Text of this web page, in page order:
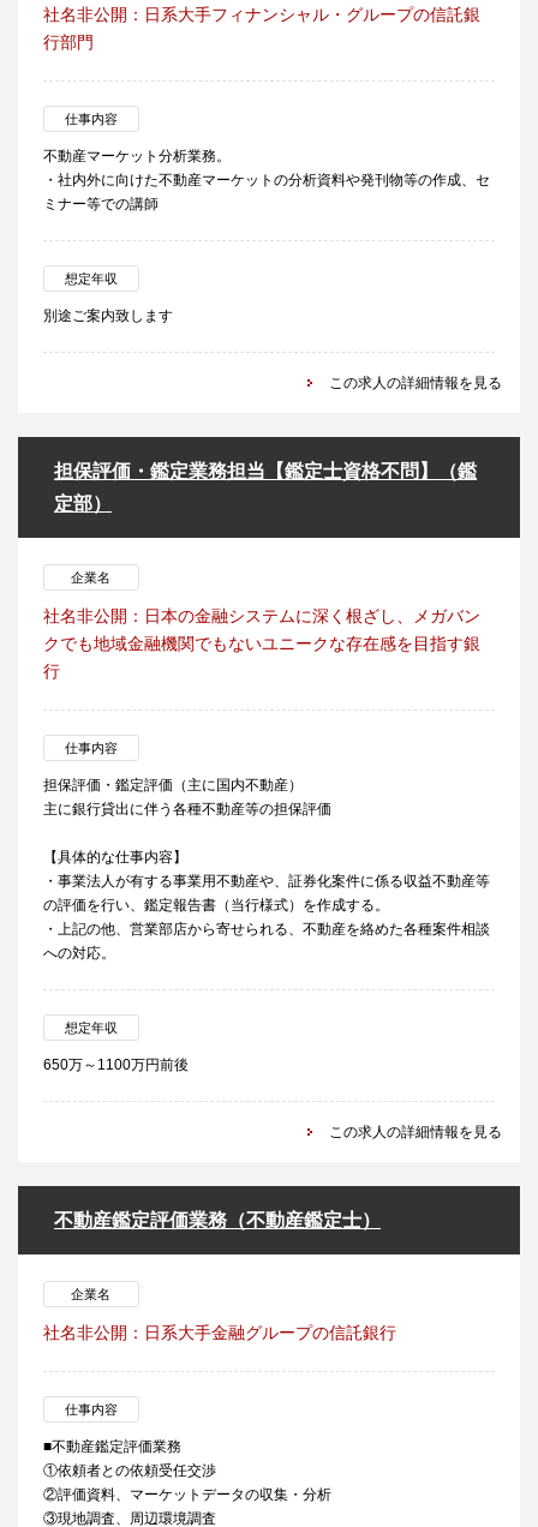
社名非公開：日系大手フィナンシャル・グループの信託銀
行部門
仕事内容
不動産マーケット分析業務。
・社内外に向けた不動産マーケットの分析資料や発刊物等の作成、セ
ミナー等での講師
想定年収
別途ご案内致します
この求人の詳細情報を見る
担保評価・鑑定業務担当【鑑定士資格不問】（鑑
定部）
企業名
社名非公開：日本の金融システムに深く根ざし、メガバン
クでも地域金融機関でもないユニークな存在感を目指す銀
行
仕事内容
担保評価・鑑定評価（主に国内不動産）
主に銀行貸出に伴う各種不動産等の担保評価
【具体的な仕事内容】
・事業法人が有する事業用不動産や、証券化案件に係る収益不動産等
の評価を行い、鑑定報告書（当行様式）を作成する。
・上記の他、営業部店から寄せられる、不動産を絡めた各種案件相談
への対応。
想定年収
650万～1100万円前後
この求人の詳細情報を見る
不動産鑑定評価業務（不動産鑑定士）
企業名
社名非公開：日系大手金融グループの信託銀行
仕事内容
■不動産鑑定評価業務
①依頼者との依頼受任交渉
②評価資料、マーケットデータの収集・分析
③現地調査、周辺環境調査